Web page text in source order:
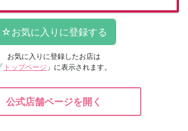
お気に入りに登録したお店は
「 トップページ 」に表示されます。
公式店舗ページを開く